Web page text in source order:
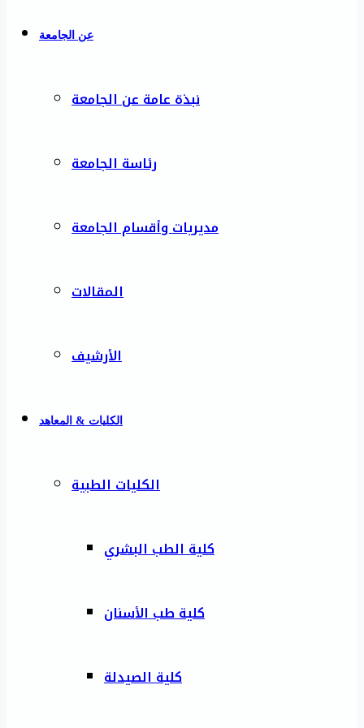
عن الجامعة
نبذة عامة عن الجامعة
رئاسة الجامعة
مديريات وأقسام الجامعة
المقالات
الأرشيف
الكليات & المعاهد
الكليات الطبية
كلية الطب البشري
كلية طب الأسنان
كلية الصيدلة